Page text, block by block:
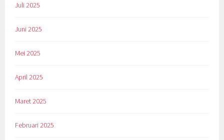
Juli 2025
Juni 2025
Mei 2025
April 2025
Maret 2025
Februari 2025